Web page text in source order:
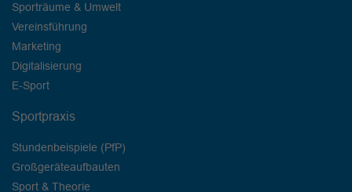
Sporträume & Umwelt
Vereinsführung
Marketing
Digitalisierung
E-Sport
Sportpraxis
Stundenbeispiele (PfP)
Großgeräteaufbauten
Sport & Theorie